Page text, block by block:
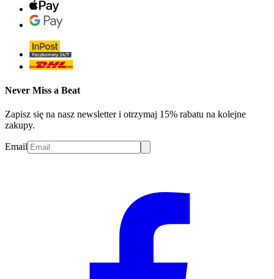
Never Miss a Beat
Zapisz się na nasz newsletter i otrzymaj 15% rabatu na kolejne
zakupy.
Email